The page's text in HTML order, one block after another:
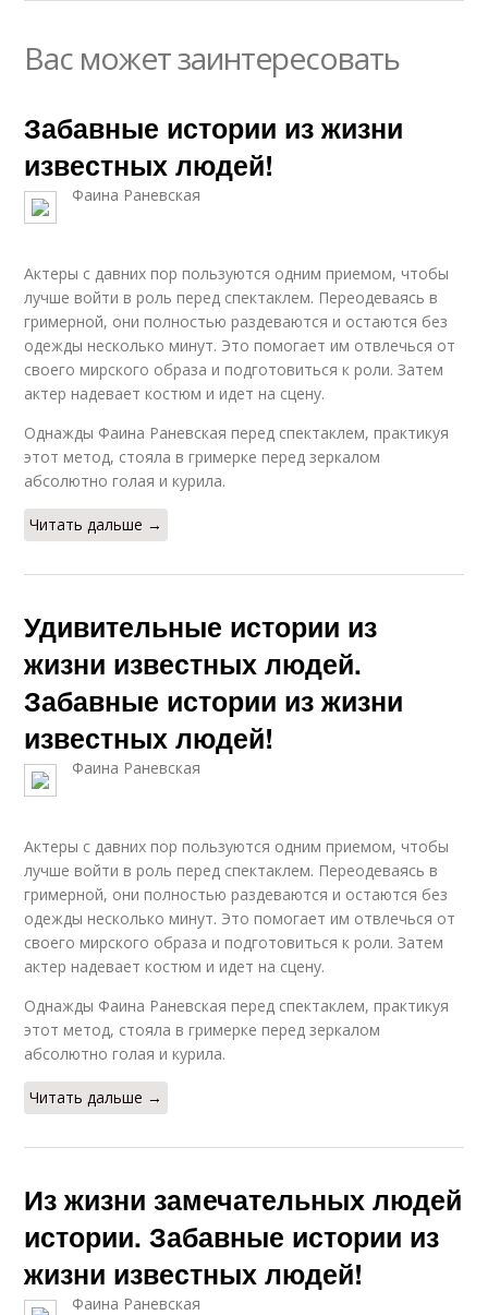
Вас может заинтересовать
Забавные истории из жизни
известных людей!
Фаина Раневская
Актеры с давних пор пользуются одним приемом, чтобы
лучше войти в роль перед спектаклем. Переодеваясь в
гримерной, они полностью раздеваются и остаются без
одежды несколько минут. Это помогает им отвлечься от
своего мирского образа и подготовиться к роли. Затем
актер надевает костюм и идет на сцену.
Однажды Фаина Раневская перед спектаклем, практикуя
этот метод, стояла в гримерке перед зеркалом
абсолютно голая и курила.
Читать дальше →
Удивительные истории из
жизни известных людей.
Забавные истории из жизни
известных людей!
Фаина Раневская
Актеры с давних пор пользуются одним приемом, чтобы
лучше войти в роль перед спектаклем. Переодеваясь в
гримерной, они полностью раздеваются и остаются без
одежды несколько минут. Это помогает им отвлечься от
своего мирского образа и подготовиться к роли. Затем
актер надевает костюм и идет на сцену.
Однажды Фаина Раневская перед спектаклем, практикуя
этот метод, стояла в гримерке перед зеркалом
абсолютно голая и курила.
Читать дальше →
Из жизни замечательных людей
истории. Забавные истории из
жизни известных людей!
Фаина Раневская